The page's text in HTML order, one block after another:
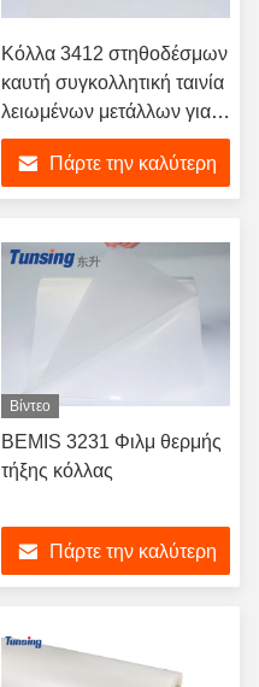
Κόλλα 3412 στηθοδέσμων
καυτή συγκολλητική ταινία
λειωμένων μετάλλων για
το υφαντικό ύφασμα/τη
συνήθεια Lycra Spandex
Πάρτε την καλύτερη
Βίντεο
BEMIS 3231 Φιλμ θερμής
τήξης κόλλας
Πάρτε την καλύτερη